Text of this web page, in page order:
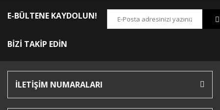
E-BÜLTENE KAYDOLUN!
BİZİ TAKİP EDİN
İLETİŞİM NUMARALARI